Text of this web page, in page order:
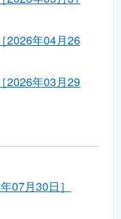
2026年04月26
2026年03月29
07月30日］